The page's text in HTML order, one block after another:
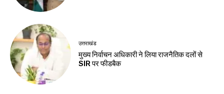
उत्तराखंड
मुख्य निर्वाचन अधिकारी ने लिया राजनैतिक दलों से
SIR पर फीडबैक